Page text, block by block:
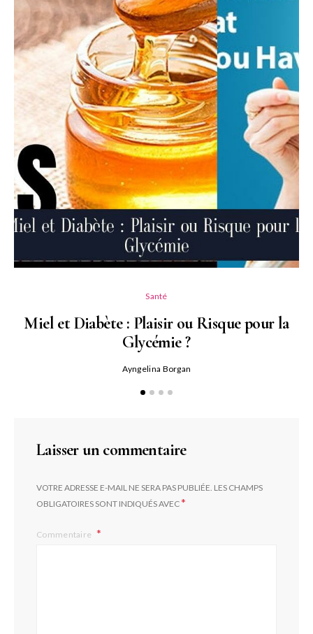
Santé
Miel et Diabète : Plaisir ou Risque pour la
Glycémie ?
Ayngelina Borgan
Laisser un commentaire
VOTRE ADRESSE E-MAIL NE SERA PAS PUBLIÉE. LES CHAMPS
OBLIGATOIRES SONT INDIQUÉS AVEC*
Commentaire